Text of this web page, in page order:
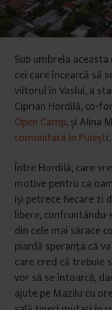
Sub umbrela
cei care încearcă să
viitorul în Vaslui, a
Ciprian Hordilă, co-
Open Camp, și Alina
comunitară în Puieșt
Între Hordilă, care
motive pentru ca
își petrece fiecare zi
libere,
din cele mai sărace
piardă speranța că
care cred că trebuie
vor să se întoarcă,
ajute pe Mazilu cu